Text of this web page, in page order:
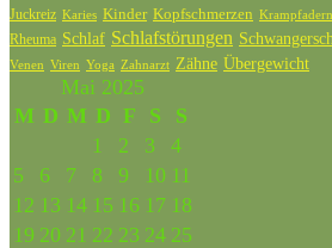
Juckreiz Karies Kinder Kopfschmerzen Krampfadern
Rheuma Schlaf Schlafstörungen
Venen Viren Yoga Zahnarzt Zähne Übergewicht
Mai 2025
M D M D F S
S
1
2 3
4
5
6 7 8 9 10 11
12 13 14 15 16 17 18
19 20 21 22 23 24 25